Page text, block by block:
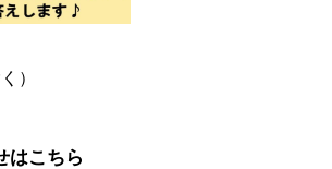
）
はこちら